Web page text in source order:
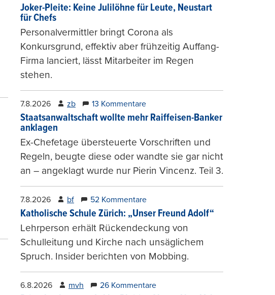
Joker-Pleite: Keine Julilöhne für Leute, Neustart
für Chefs
Personalvermittler bringt Corona als
Konkursgrund, effektiv aber frühzeitig Auffang-
Firma lanciert, lässt Mitarbeiter im Regen
stehen.
7.8.2026 zb 13 Kommentare
Staatsanwaltschaft wollte mehr Raiffeisen-Banker
anklagen
Ex-Chefetage übersteuerte Vorschriften und
Regeln, beugte diese oder wandte sie gar nicht
an – angeklagt wurde nur Pierin Vincenz. Teil 3.
7.8.2026 bf 52 Kommentare
Katholische Schule Zürich: „Unser Freund Adolf“
Lehrperson erhält Rückendeckung von
Schulleitung und Kirche nach unsäglichem
Spruch. Insider berichten von Mobbing.
6.8.2026 mvh 26 Kommentare